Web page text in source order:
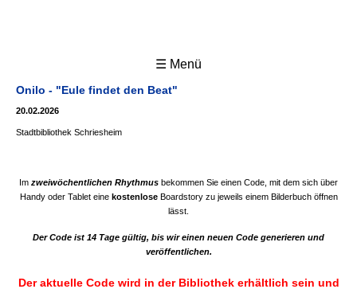
☰ Menü
Onilo - "Eule findet den Beat"
20.02.2026
Stadtbibliothek Schriesheim
Im zweiwöchentlichen Rhythmus bekommen Sie einen Code, mit dem sich über
Handy oder Tablet eine kostenloseBoardstory zu jeweils einem Bilderbuch öffnen
lässt.
Der Code ist 14 Tage gültig, bis wir einen neuen Code generieren und
veröffentlichen.
Der aktuelle Code wird in der Bibliothek erhältlich sein und